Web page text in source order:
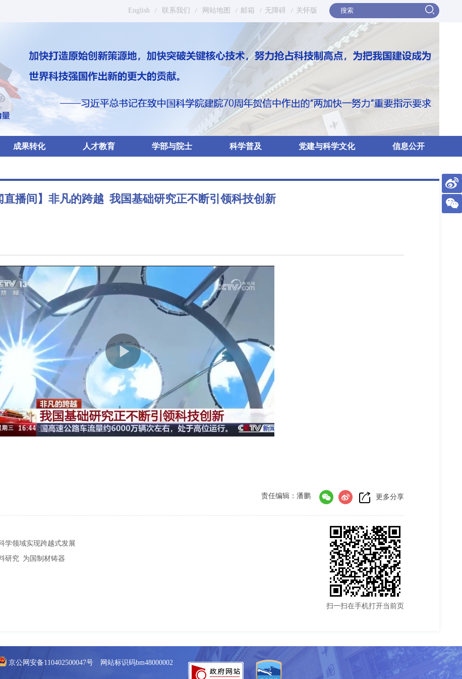
English / 联系我们 / 网站地图 / 邮箱 / 无障碍 / 关怀版
成果转化 人才教育 学部与院士 科学普及 党建与科学文化 信息公开
直播间】非凡的跨越 我国基础研究正不断引领科技创新
更多分享
责任编辑：潘鹏
学领域实现跨越式发展
研究 为国制材铸器
扫一扫在手机打开当前页
京公网安备110402500047号 网站标识码bm48000002